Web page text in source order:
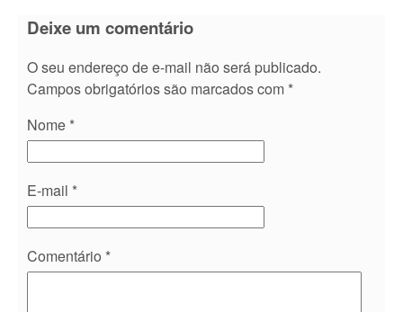
Deixe um comentário
O seu endereço de e-mail não será publicado.
Campos obrigatórios são marcados com *
Nome *
E-mail *
Comentário *